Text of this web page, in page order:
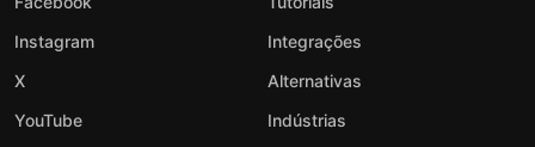
Instagram
X
YouTube
Integrações
Alternativas
Indústrias